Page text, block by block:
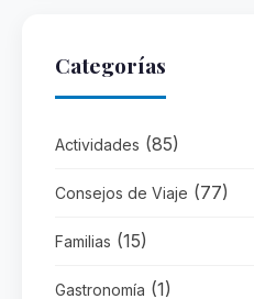
Categorías
Actividades (85)
Consejos de Viaje (77)
Familias (15)
Gastronomía (1)